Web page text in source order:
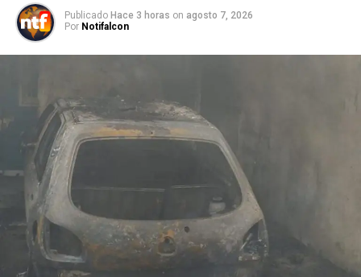
Publicado Hace 3 horas on agosto 7, 2026
Por Notifalcon